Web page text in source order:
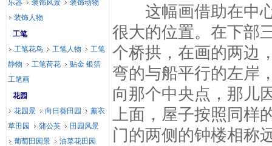
这幅画借助在中心
很大的位置。在下部
个桥拱，在画的两边
弯的与船平行的左岸
向那个中央点，那儿
上面，屋子按照同样
门的两侧的钟楼相称
乐器 装饰风景
装饰动物
装饰人物
工笔
工笔花鸟
工笔人物
工笔
静物
工笔荷花
贴金 银箔
工笔画
花园
花园景
向日葵田园
薰衣
草田园
蒲公英
田园风景
葡萄田园景
油菜花田园